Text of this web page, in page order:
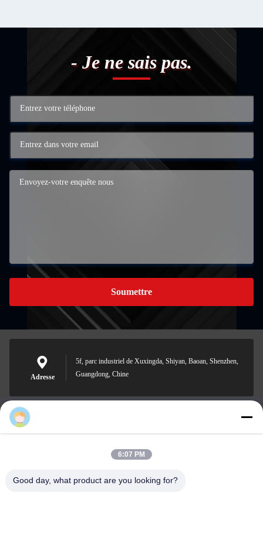
- Je ne sais pas.
Soumettre
Adresse
5f, parc industriel de Xuxingda, Shiyan, Baoan, Shenzhen,
Guangdong, Chine
jutaisales18@gmail.com
6:07 PM
Good day, what product are you looking for?